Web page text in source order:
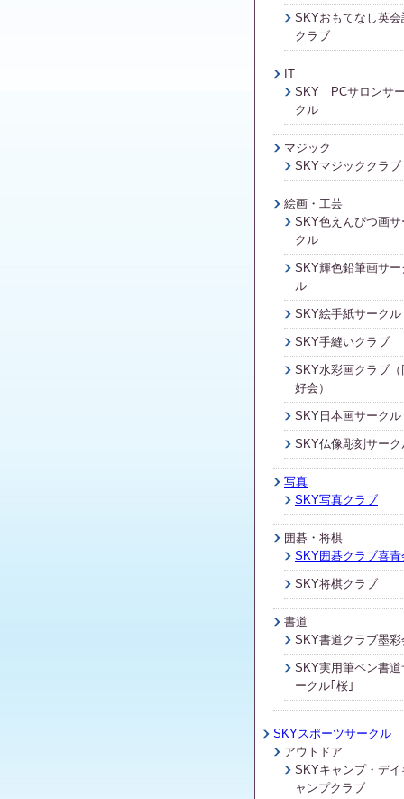
SKYおもてなし英会
クラブ
IT
SKY PCサロンサー
クル
マジック
SKYマジッククラブ
絵画・工芸
SKY色えんぴつ画サ
クル
SKY輝色鉛筆画サー
ル
SKY絵手紙サークル
SKY手縫いクラブ
SKY水彩画クラブ（
好会）
SKY日本画サークル
SKY仏像彫刻サーク
写真
SKY写真クラブ
囲碁・将棋
SKY囲碁クラブ喜青
SKY将棋クラブ
書道
SKY書道クラブ墨彩
SKY実用筆ペン書道
ークル｢桜｣
SKYスポーツサークル
アウトドア
SKYキャンプ・デイ
ャンプクラブ